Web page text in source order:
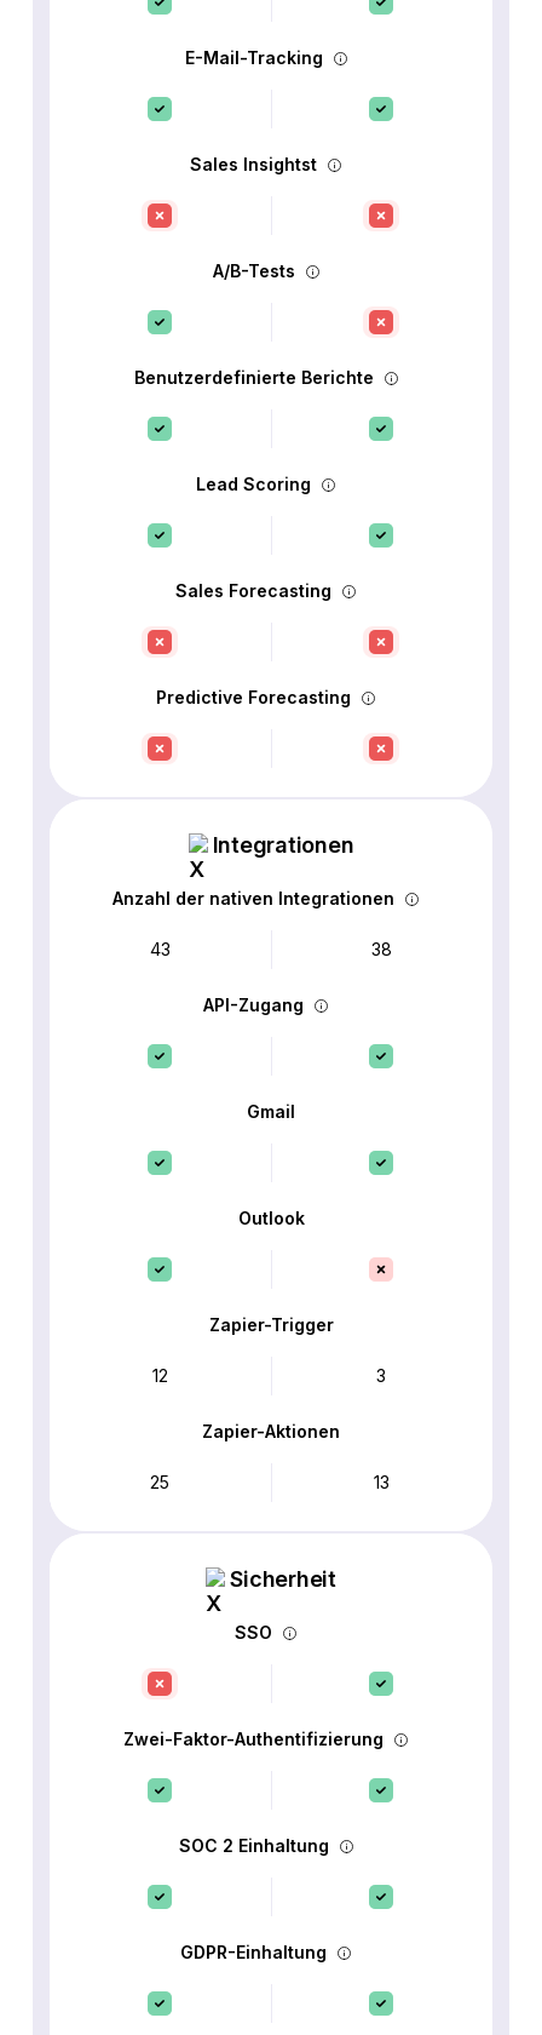
E-Mail-Tracking
Sales Insightst
A/B-Tests
Benutzerdefinierte Berichte
Lead Scoring
Sales Forecasting
Predictive Forecasting
Integrationen
Anzahl der nativen Integrationen
43 38
API-Zugang
Gmail
Outlook
Zapier-Trigger
12 3
Zapier-Aktionen
25 13
Sicherheit
SSO
Zwei-Faktor-Authentifizierung
SOC 2 Einhaltung
GDPR-Einhaltung